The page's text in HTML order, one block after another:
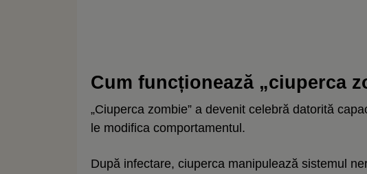
Cum funcționează „ciuperca
„Ciuperca zombie” a devenit celebră datorită
le modifica comportamentul.
După infectare, ciuperca manipulează sistemul